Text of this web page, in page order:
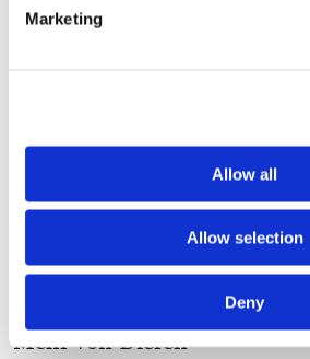
Marketing
Allow all
Allow selection
Deny
Insekten, Sorcia
Alle anzeigen von Cadeau voor haar
Mehr von Dieren